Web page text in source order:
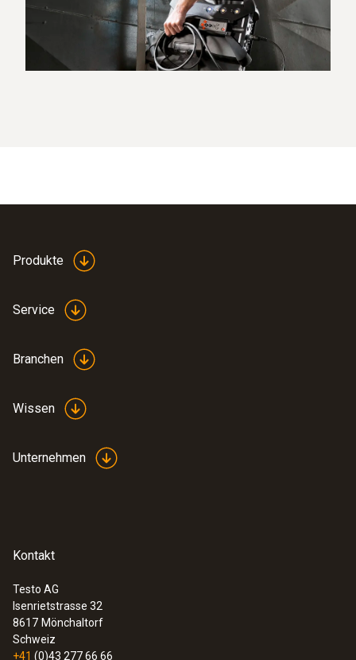
Produkte
Service
Branchen
Wissen
Unternehmen
Kontakt
Testo AG
Isenrietstrasse 32
8617 Mönchaltorf
Schweiz
+41 (0)43 277 66 66